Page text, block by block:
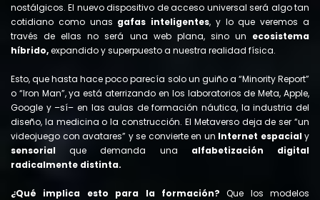
nostálgicos. El nuevo dispositivo de acceso universal será algo tan
cotidiano como unas gafas inteligentes, y lo que veremos a
través de ellas no será una web plana, sino un ecosistema
híbrido,expandido y superpuesto a nuestra realidad física.
Esto, que hasta hace poco parecía solo un guiño a “Minority Report”
o “Iron Man”, ya está aterrizando en los laboratorios de Meta, Apple,
Google y –sí– en las aulas de formación náutica, la industria del
diseño, la medicina o la construcción. El Metaverso deja de ser “un
videojuego con avatares” y se convierte en un Internet espacial y
sensorial que demanda una alfabetización digital
radicalmente distinta.
¿Qué implica esto para la formación?Que los modelos